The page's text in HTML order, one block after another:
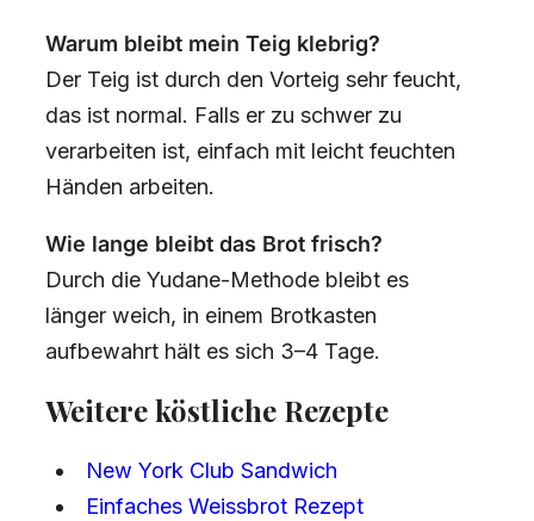
Warum bleibt mein Teig klebrig?
Der Teig ist durch den Vorteig sehr feucht,
das ist normal. Falls er zu schwer zu
verarbeiten ist, einfach mit leicht feuchten
Händen arbeiten.
Wie lange bleibt das Brot frisch?
Durch die Yudane-Methode bleibt es
länger weich, in einem Brotkasten
aufbewahrt hält es sich 3–4 Tage.
Weitere köstliche Rezepte
New York Club Sandwich
Einfaches Weissbrot Rezept